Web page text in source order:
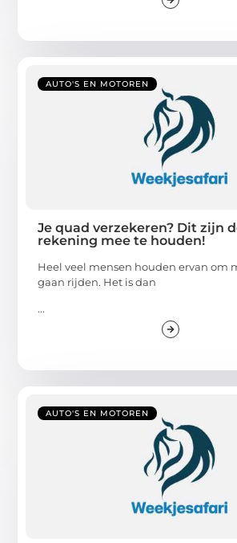
AUTO'S EN MOTOREN
Je quad verzekeren? Dit zijn
rekening mee te houden!
Heel veel mensen houden ervan om
gaan rijden. Het is dan
...
AUTO'S EN MOTOREN